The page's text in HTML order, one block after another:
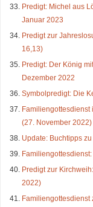
Predigt: Michel aus
Januar 2023
Predigt zur
16,13)
Predigt: Der König
Dezember 2022
Symbolpredigt: Die
Familiengottesdienst
(27. November 2022)
Update: Buchtipps
Predigt zur
2022)
Familiengottesdienst